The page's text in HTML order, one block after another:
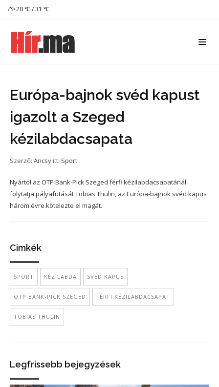
20 ℃ / 31 ℃
Európa-bajnok svéd kapust
igazolt a Szeged
kézilabdacsapata
Szerző: Ancsy itt: Sport
Nyártól az OTP Bank-Pick Szeged férfi kézilabdacsapatánál
folytatja pályafutását Tobias Thulin, az Európa-bajnok svéd kapus
három évre kötelezte el magát.
Cimkék
SPORT KÉZILABDA SVÉD KAPUS
OTP BANK-PICK SZEGED FÉRFI KÉZILABDACSAPAT
TOBIAS THULIN
Legfrissebb bejegyzések